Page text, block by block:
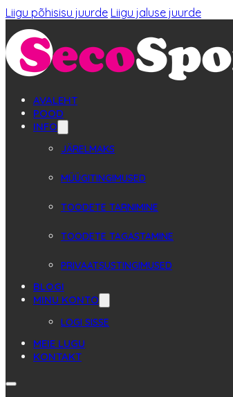
Liigu põhisisu juurde Liigu jaluse juurde
AVALEHT
POOD
INFO
JÄRELMAKS
MÜÜGITINGIMUSED
TOODETE TARNIMINE
TOODETE TAGASTAMINE
PRIVAATSUSTINGIMUSED
BLOGI
MINU KONTO
LOGI SISSE
MEIE LUGU
KONTAKT